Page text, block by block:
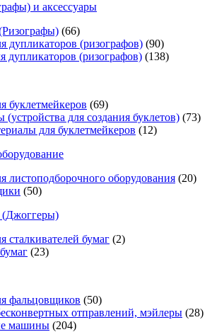
и аксессуары
(66)
дупликаторов (ризографов) (90)
дупликаторов (ризографов) (138)
буклетмейкеров (69)
(устройства для создания буклетов) (73)
для буклетмейкеров (12)
листоподборочного оборудования (20)
(50)
(Джоггеры)
сталкивателей бумаг (2)
(23)
фальцовщиков (50)
отправлений, мэйлеры (28)
машины (204)